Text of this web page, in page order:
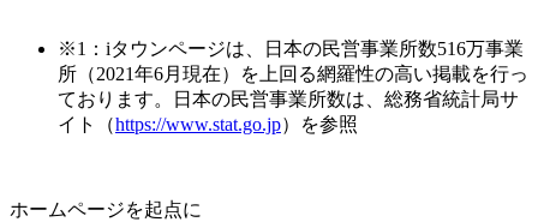
※1：iタウンページは、日本の民営事業所数516万事業
所（2021年6月現在）を上回る網羅性の高い掲載を行っ
ております。日本の民営事業所数は、総務省統計局サ
イト（https://www.stat.go.jp）を参照
ホームページを起点に